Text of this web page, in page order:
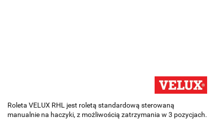
Roleta VELUX RHL jest roletą standardową sterowaną
manualnie na haczyki, z możliwością zatrzymania w 3 pozycjach.